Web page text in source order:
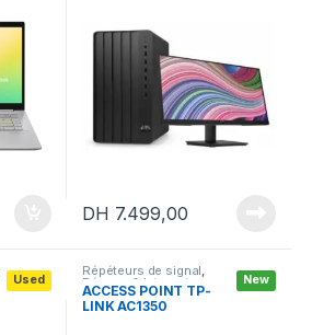
DH 7.499,00
Used New
Répéteurs de signal,
Réseau & Internet,
Routeurs
ACCESS POINT TP-
LINK AC1350